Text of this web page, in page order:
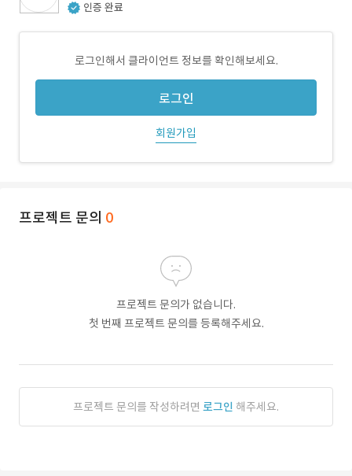
인증 완료
로그인해서 클라이언트 정보를 확인해보세요.
로그인
회원가입
프로젝트 문의 0
프로젝트 문의가 없습니다.
첫 번째 프로젝트 문의를 등록해주세요.
프로젝트 문의를 작성하려면 로그인 해주세요.